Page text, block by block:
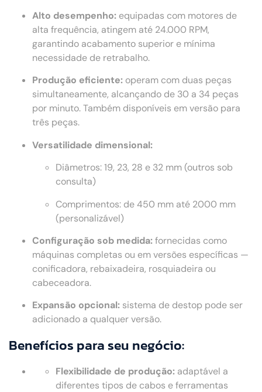
Alto desempenho: equipadas com motores de
alta frequência, atingem até 24.000 RPM,
garantindo acabamento superior e mínima
necessidade de retrabalho.
Produção eficiente: operam com duas peças
simultaneamente, alcançando de 30 a 34 peças
por minuto. Também disponíveis em versão para
três peças.
Versatilidade dimensional:
Diâmetros: 19, 23, 28 e 32 mm (outros sob
consulta)
Comprimentos: de 450 mm até 2000 mm
(personalizável)
Configuração sob medida:fornecidas como
máquinas completas ou em versões específicas —
conificadora, rebaixadeira, rosquiadeira ou
cabeceadora.
Expansão opcional: sistema de destop pode ser
adicionado a qualquer versão.
Benefícios para seu negócio:
Flexibilidade de produção: adaptável a
diferentes tipos de cabos e ferramentas